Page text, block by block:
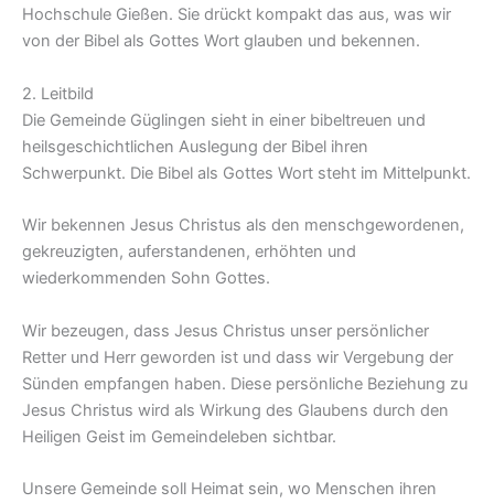
Hochschule Gießen. Sie drückt kompakt das aus, was wir
von der Bibel als Gottes Wort glauben und bekennen.
2. Leitbild
Die Gemeinde Güglingen sieht in einer bibeltreuen und
heilsgeschichtlichen Auslegung der Bibel ihren
Schwerpunkt. Die Bibel als Gottes Wort steht im Mittelpunkt.
Wir bekennen Jesus Christus als den menschgewordenen,
gekreuzigten, auferstandenen, erhöhten und
wiederkommenden Sohn Gottes.
Wir bezeugen, dass Jesus Christus unser persönlicher
Retter und Herr geworden ist und dass wir Vergebung der
Sünden empfangen haben. Diese persönliche Beziehung zu
Jesus Christus wird als Wirkung des Glaubens durch den
Heiligen Geist im Gemeindeleben sichtbar.
Unsere Gemeinde soll Heimat sein, wo Menschen ihren